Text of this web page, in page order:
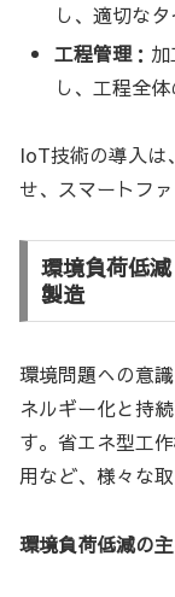
し、適切な
工程管理：
し、工程全
IoT技術の導入は
せ、スマートフ
環境負荷低
製造
環境問題への意
ネルギー化と持
す。省エネ型工
用など、様々な
環境負荷低減の